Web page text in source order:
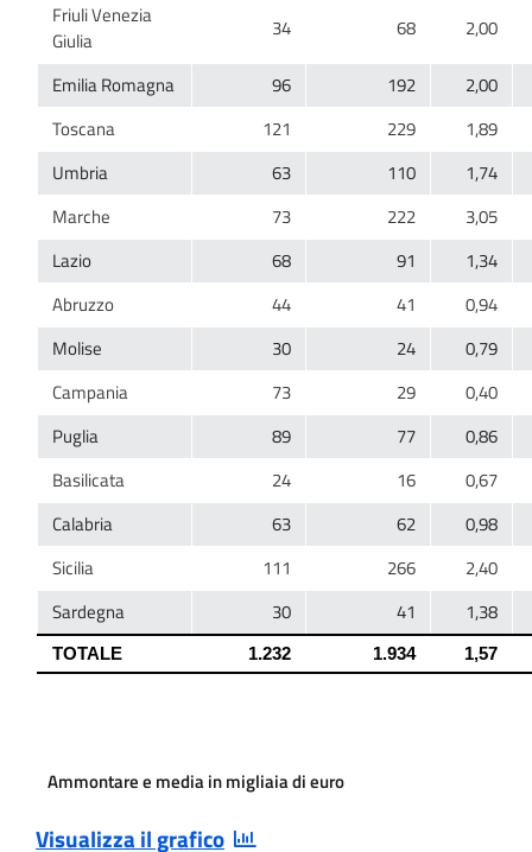
Friuli Venezia
Ammontare e media in migliaia di euro